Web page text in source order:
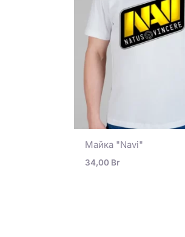
Майка "Navi"
34,00 Br